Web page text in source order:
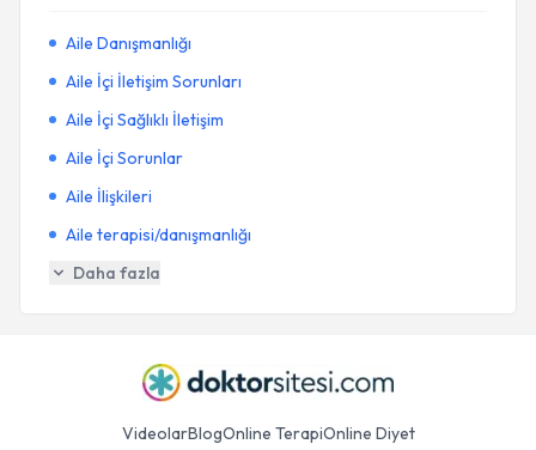
Aile Danışmanlığı
Aile İçi İletişim Sorunları
Aile İçi Sağlıklı İletişim
Aile İçi Sorunlar
Aile İlişkileri
Aile terapisi/danışmanlığı
Daha fazla
VideolarBlogOnline TerapiOnline Diyet